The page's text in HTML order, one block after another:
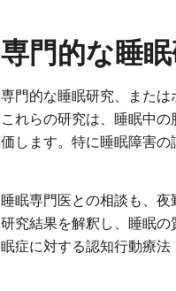
専門的な睡
専門的な睡眠研究、または
これらの研究は、睡眠中
価します。特に睡眠障害の
睡眠専門医との相談も、
研究結果を解釈し、睡眠
眠症に対する認知行動療法